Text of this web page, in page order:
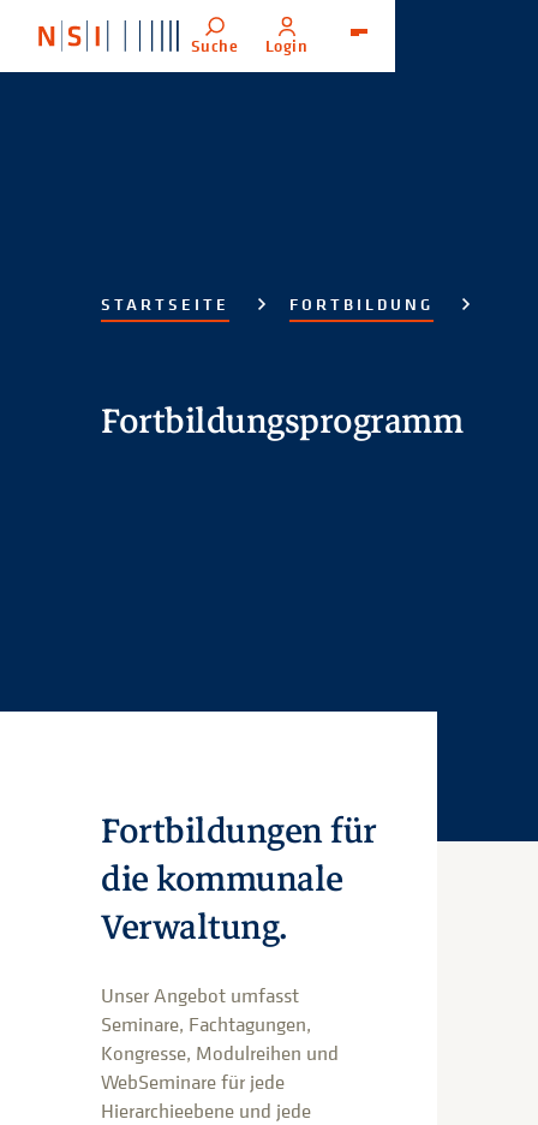
Suche Login
STARTSEITE FORTBILDUNG
Fortbildungsprogramm
Fortbildungen für
die kommunale
Verwaltung.
Unser Angebot umfasst
Seminare, Fachtagungen,
Kongresse, Modulreihen und
WebSeminare für jede
Hierarchieebene und jede